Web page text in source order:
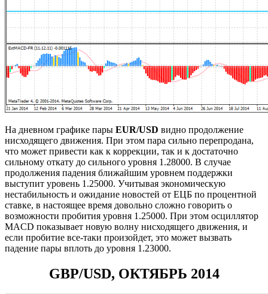
На дневном графике пары EUR/USD видно продолжение
нисходящего движения. При этом пара сильно перепродана,
что может привести как к коррекции, так и к достаточно
сильному откату до сильного уровня 1.28000. В случае
продолжения падения ближайшим уровнем поддержки
выступит уровень 1.25000. Учитывая экономическую
нестабильность и ожидание новостей от ЕЦБ по процентной
ставке, в настоящее время довольно сложно говорить о
возможности пробития уровня 1.25000. При этом осциллятор
MACD показывает новую волну нисходящего движения, и
если пробитие все-таки произойдет, это может вызвать
падение пары вплоть до уровня 1.23000.
GBP/USD, ОКТЯБРЬ 2014